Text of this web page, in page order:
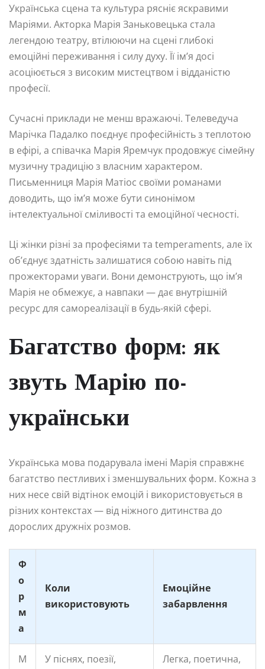
Українська сцена та культура рясніє яскравими
Маріями. Акторка Марія Заньковецька стала
легендою театру, втілюючи на сцені глибокі
емоційні переживання і силу духу. Її ім’я досі
асоціюється з високим мистецтвом і відданістю
професії.
Сучасні приклади не менш вражаючі. Телеведуча
Марічка Падалко поєднує професійність з теплотою
в ефірі, а співачка Марія Яремчук продовжує сімейну
музичну традицію з власним характером.
Письменниця Марія Матіос своїми романами
доводить, що ім’я може бути синонімом
інтелектуальної сміливості та емоційної чесності.
Ці жінки різні за професіями та temperaments, але їх
об’єднує здатність залишатися собою навіть під
прожекторами уваги. Вони демонструють, що ім’я
Марія не обмежує, а навпаки — дає внутрішній
ресурс для самореалізації в будь-якій сфері.
Багатство форм: як
звуть Марію по-
українськи
Українська мова подарувала імені Марія справжнє
багатство пестливих і зменшувальних форм. Кожна з
них несе свій відтінок емоцій і використовується в
різних контекстах — від ніжного дитинства до
дорослих дружніх розмов.
Ф
о
р
м
а
Коли
використовують
Емоційне
забарвлення
М
У піснях, поезії,
Легка, поетична,